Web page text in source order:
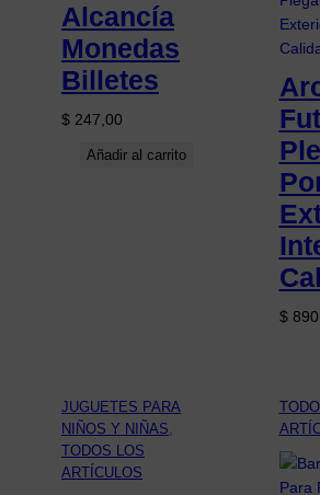
Alcancía
Monedas
Billetes
$ 247,00
Añadir al carrito
$
JUGUETES PARA
NIÑOS Y NIÑAS
TODOS LOS
ARTÍCULOS